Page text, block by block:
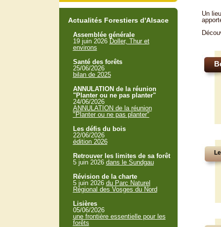
Un
Actualités Forestiers d'Alsace
Assemblée générale
19 juin 2026 Doller, Thur et
environs
Santé des forêts
25/06/2026
bilan de 2025
ANNULATION de la réunion
"Planter ou ne pas planter"
24/06/2026
ANNULATION de la réunion
"Planter ou ne pas planter"
Les défis du bois
22/06/2026
édition 2026
Retrouver les limites de sa forêt
5 juin 2026 dans le Sundgau
Révision de la charte
5 juin 2026 du Parc Naturel
Régional des Vosges du Nord
Lisières
05/06/2026
une frontière essentielle pour les
forêts